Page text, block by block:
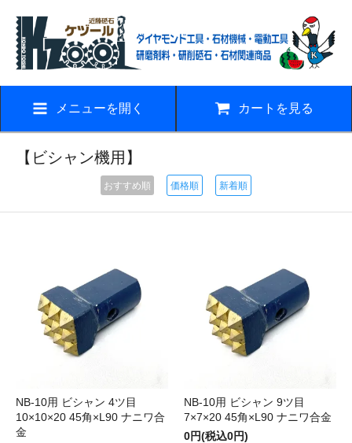
メニューを開く カートを見る
【ビシャン機用】
おすすめ順 価格順 新着順
NB-10用 ビシャン 4ツ目
10×10×20 45角×L90 ナニワ合
金
NB-10用 ビシャン 9ツ目
7×7×20 45角×L90 ナニワ合金
0円(税込0円)